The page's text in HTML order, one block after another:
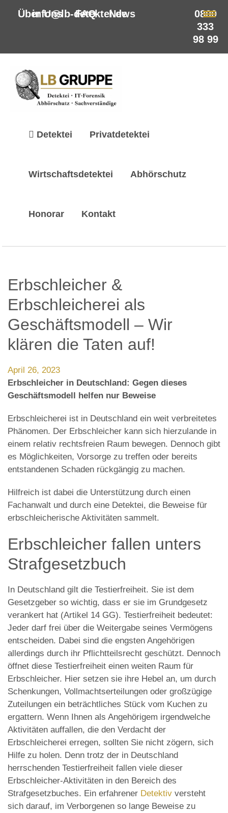
Über Uns FAQ News
info@lb-detektei.de
0800
333
98 99
Detektei Privatdetektei
Wirtschaftsdetektei Abhörschutz
Honorar Kontakt
Erbschleicher &
Erbschleicherei als
Geschäftsmodell – Wir
klären die Taten auf!
April 26, 2023
Erbschleicher in Deutschland: Gegen dieses
Geschäftsmodell helfen nur Beweise
Erbschleicherei ist in Deutschland ein weit verbreitetes
Phänomen. Der Erbschleicher kann sich hierzulande in
einem relativ rechtsfreien Raum bewegen. Dennoch gibt
es Möglichkeiten, Vorsorge zu treffen oder bereits
entstandenen Schaden rückgängig zu machen.
Hilfreich ist dabei die Unterstützung durch einen
Fachanwalt und durch eine Detektei, die Beweise für
erbschleicherische Aktivitäten sammelt.
Erbschleicher fallen unters
Strafgesetzbuch
In Deutschland gilt die Testierfreiheit. Sie ist dem
Gesetzgeber so wichtig, dass er sie im Grundgesetz
verankert hat (Artikel 14 GG). Testierfreiheit bedeutet:
Jeder darf frei über die Weitergabe seines Vermögens
entscheiden. Dabei sind die engsten Angehörigen
allerdings durch ihr Pflichtteilsrecht geschützt. Dennoch
öffnet diese Testierfreiheit einen weiten Raum für
Erbschleicher. Hier setzen sie ihre Hebel an, um durch
Schenkungen, Vollmachtserteilungen oder großzügige
Zuteilungen ein beträchtliches Stück vom Kuchen zu
ergattern. Wenn Ihnen als Angehörigem irgendwelche
Aktivitäten auffallen, die den Verdacht der
Erbschleicherei erregen, sollten Sie nicht zögern, sich
Hilfe zu holen. Denn trotz der in Deutschland
herrschenden Testierfreiheit fallen viele dieser
Erbschleicher-Aktivitäten in den Bereich des
Strafgesetzbuches. Ein erfahrener Detektiv versteht
sich darauf, im Verborgenen so lange Beweise zu